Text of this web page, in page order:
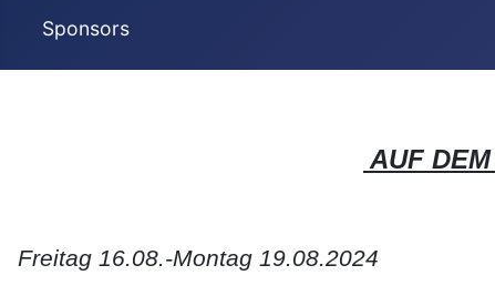
Sponsors
AUF
Freitag 16.08.-Montag 19.08.2024